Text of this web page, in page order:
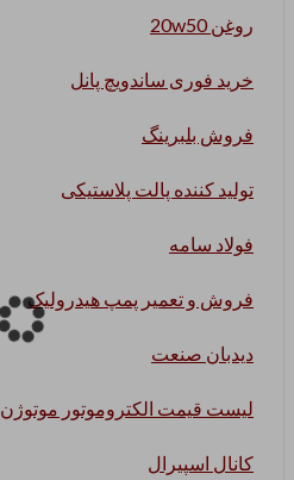
روغن 20w50
خرید فوری ساندویچ پانل
فروش بلبرینگ
تولید کننده پالت پلاستیکی
فولاد سامه
فروش و تعمیر پمپ هیدرولیک
دیدبان صنعت
لیست قیمت الکتروموتور موتوژن
کانال اسپیرال